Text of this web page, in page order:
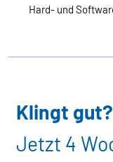
Hard- und
Klingt gut?
Jetzt 4